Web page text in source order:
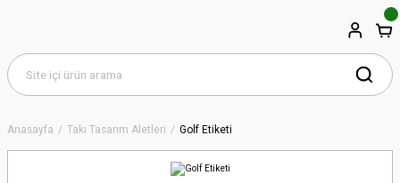
Anasayfa Takı Tasarım Aletleri Golf Etiketi